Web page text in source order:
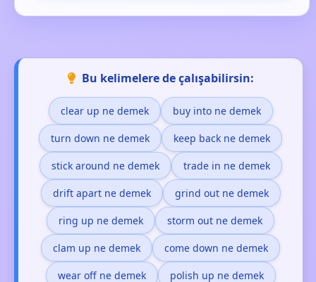
Bu kelimelere de çalışabilirsin:
clear up ne demek buy into ne demek
turn down ne demek keep back ne demek
stick around ne demek trade in ne demek
drift apart ne demek grind out ne demek
ring up ne demek storm out ne demek
clam up ne demek come down ne demek
wear off ne demek polish up ne demek